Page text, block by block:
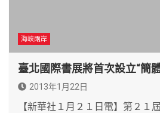
海峽兩岸
臺北國際書展將首次設立“簡
2013年1月22日
【新華社１月２１日電】第２１